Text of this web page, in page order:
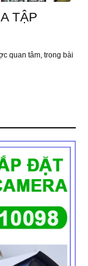
TẬP
quan tâm, trong bài